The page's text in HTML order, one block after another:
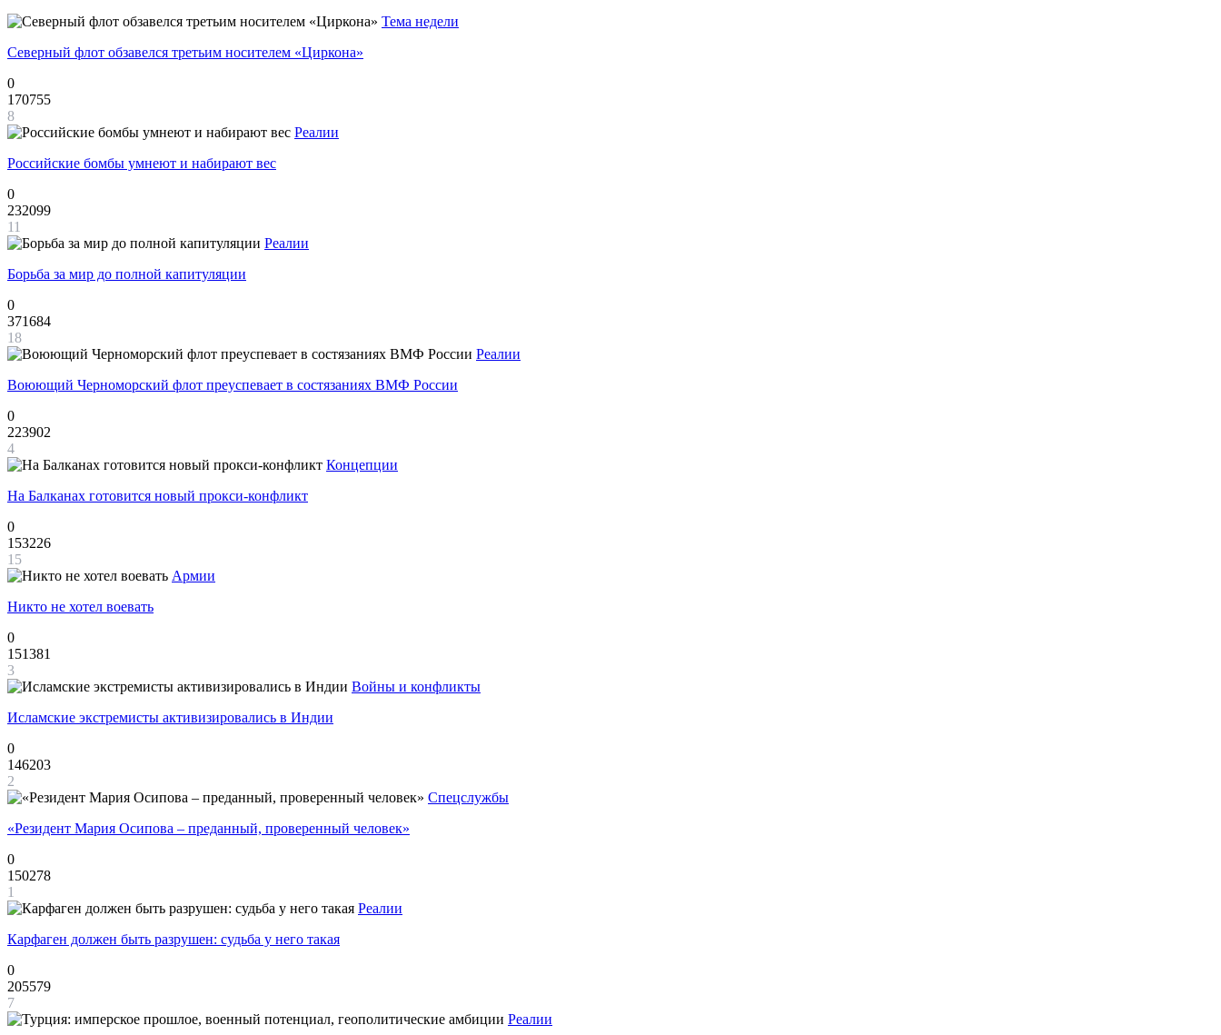
Тема недели
Северный флот обзавелся третьим носителем «Циркона»
0
170755
8
Реалии
Российские бомбы умнеют и набирают вес
0
232099
11
Реалии
Борьба за мир до полной капитуляции
0
371684
18
Реалии
Воюющий Черноморский флот преуспевает в состязаниях ВМФ России
0
223902
4
Концепции
На Балканах готовится новый прокси-конфликт
0
153226
15
Армии
Никто не хотел воевать
0
151381
3
Войны и конфликты
Исламские экстремисты активизировались в Индии
0
146203
2
Спецслужбы
«Резидент Мария Осипова – преданный, проверенный человек»
0
150278
1
Реалии
Карфаген должен быть разрушен: судьба у него такая
0
205579
7
Реалии